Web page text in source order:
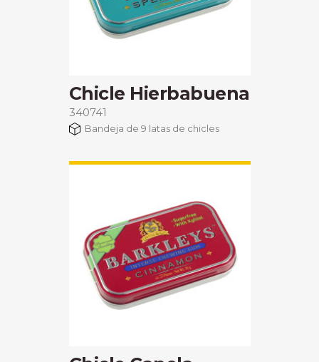
Chicle Hierbabuena
340741
Bandeja de 9 latas de chicles